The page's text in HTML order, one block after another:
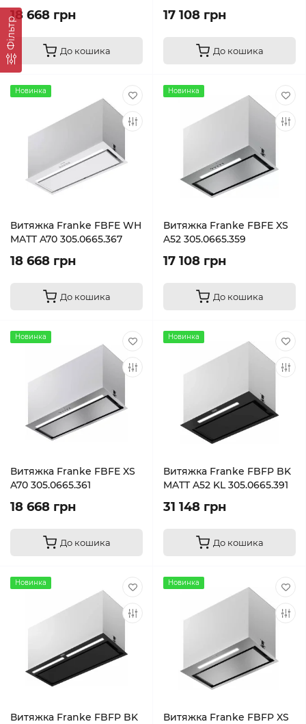
Фільтр
18 668 грн
До кошика
17 108 грн
До кошика
Новинка
Витяжка Franke FBFE WH
MATT A70 305.0665.367
18 668 грн
До кошика
Новинка
Витяжка Franke FBFE XS
A52 305.0665.359
17 108 грн
До кошика
Новинка
Витяжка Franke FBFE XS
A70 305.0665.361
18 668 грн
До кошика
Новинка
Витяжка Franke FBFP BK
MATT A52 KL 305.0665.391
31 148 грн
До кошика
Новинка
Витяжка Franke FBFP BK
Новинка
Витяжка Franke FBFP XS